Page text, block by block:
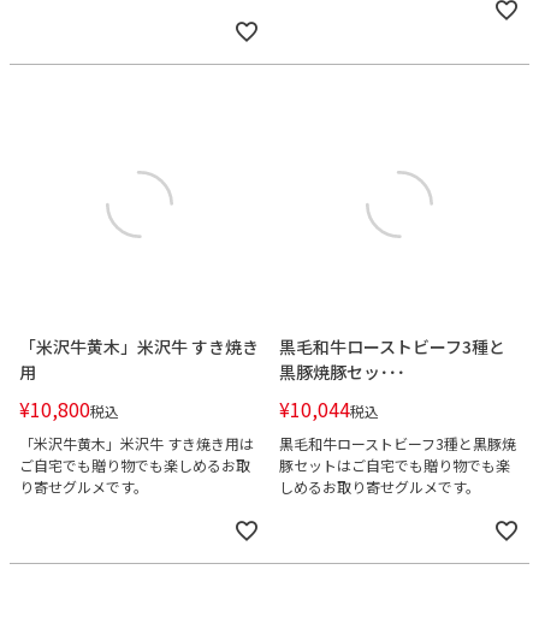
「米沢牛黄木」米沢牛 すき焼き
用
¥10,800税込
「米沢牛黄木」米沢牛 すき焼き用は
ご自宅でも贈り物でも楽しめるお取
り寄せグルメです。
黒毛和牛ローストビーフ3種と
黒豚焼豚セッ･･･
¥10,044税込
黒毛和牛ローストビーフ3種と黒豚焼
豚セットはご自宅でも贈り物でも楽
しめるお取り寄せグルメです。